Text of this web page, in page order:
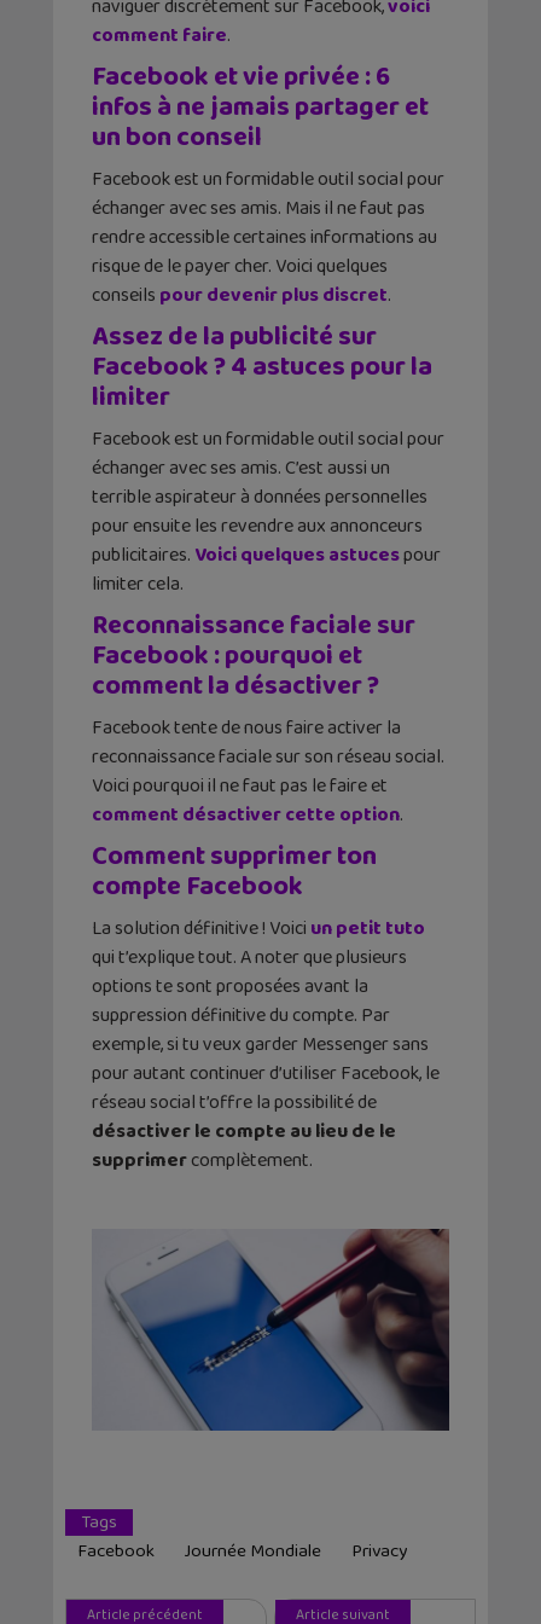
naviguer discrètement sur Facebook,voici
comment faire.
Facebook et vie privée : 6
infos à ne jamais partager et
un bon conseil
Facebook est un formidable outil social pour
échanger avec ses amis. Mais il ne faut pas
rendre accessible certaines informations au
risque de le payer cher. Voici quelques
conseils pour devenir plus discret.
Assez de la publicité sur
Facebook ? 4 astuces pour la
limiter
Facebook est un formidable outil social pour
échanger avec ses amis. C’est aussi un
terrible aspirateur à données personnelles
pour ensuite les revendre aux annonceurs
publicitaires. Voici quelques astucespour
limiter cela.
Reconnaissance faciale sur
Facebook : pourquoi et
comment la désactiver ?
Facebook tente de nous faire activer la
reconnaissance faciale sur son réseau social.
Voici pourquoi il ne faut pas le faire et
comment désactiver cette option.
Comment supprimer ton
compte Facebook
La solution définitive ! Voici un petit tuto
qui t’explique tout. A noter que plusieurs
options te sont proposées avant la
suppression définitive du compte. Par
exemple, si tu veux garder Messenger sans
pour autant continuer d’utiliser Facebook, le
réseau social t’offre la possibilité de
désactiver le compte au lieu de le
supprimercomplètement.
Tags
Facebook
Journée Mondiale Privacy
Article précédent Article suivant